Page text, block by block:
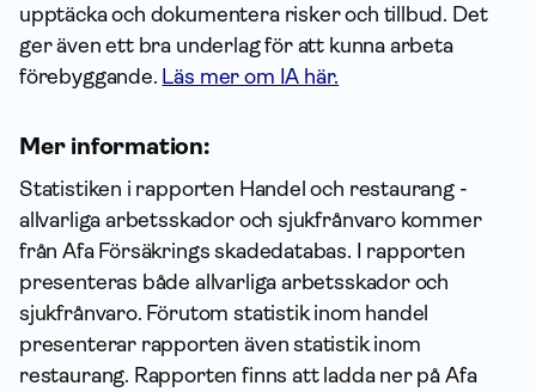
upptäcka och dokumentera risker och tillbud. Det
ger även ett bra underlag för att kunna arbeta
förebyggande. Läs mer om IA här.
Mer information:
Statistiken i rapporten Handel och restaurang -
allvarliga arbetsskador och sjukfrånvaro kommer
från Afa Försäkrings skadedatabas. I rapporten
presenteras både allvarliga arbetsskador och
sjukfrånvaro. Förutom statistik inom handel
presenterar rapporten även statistik inom
restaurang. Rapporten finns att ladda ner på Afa